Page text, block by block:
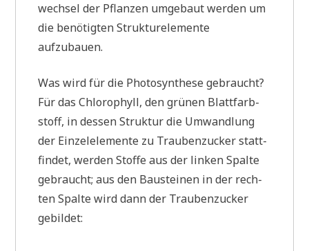
wech­sel der Pflan­zen umge­baut wer­den um
die benö­tig­ten Struk­tur­ele­men­te
aufzubauen.
Was wird für die Pho­to­syn­the­se gebraucht?
Für das Chlo­ro­phyll, den grü­nen Blatt­farb­
stoff, in des­sen Struk­tur die Umwand­lung
der Ein­zel­ele­men­te zu Trau­ben­zucker statt­
fin­det, wer­den Stof­fe aus der lin­ken Spal­te
gebraucht; aus den Bau­stei­nen in der rech­
ten Spal­te wird dann der Trau­ben­zucker
gebildet: